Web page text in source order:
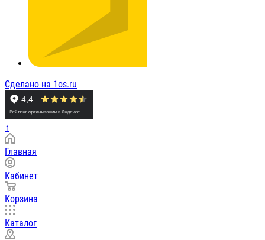
Сделано на 1os.ru
↑
Главная
Кабинет
Корзина
Каталог